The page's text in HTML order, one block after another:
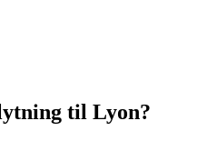
til Lyon?